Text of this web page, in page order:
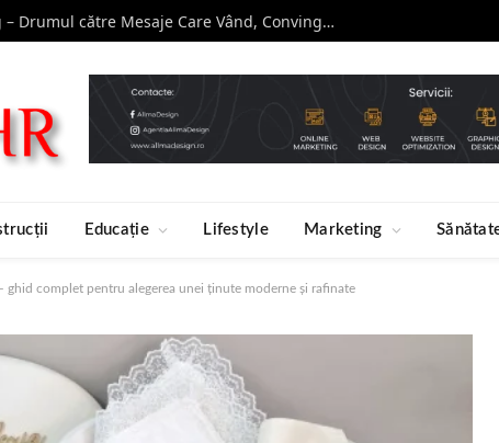
Curs de Copywriting – Drumul către Mesaje Care Vând, Conving și Construiesc Branduri Puternice
Educație Lifestyle Marketing
ghid complet pentru alegerea unei ținute moderne și rafinate